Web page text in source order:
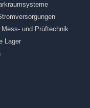
Mess- und Prüftechnik
Lager